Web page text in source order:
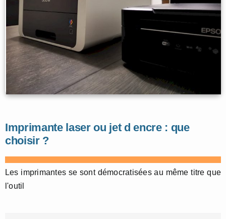
Imprimante laser ou jet d encre : que
choisir ?
Les imprimantes se sont démocratisées au même titre que
l'outil